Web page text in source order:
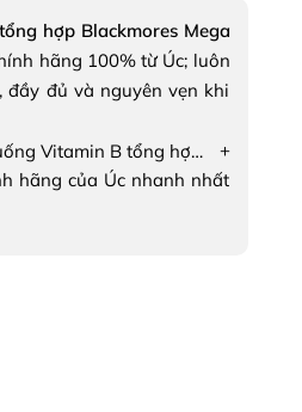
hợp Blackmores Mega
hãng 100% từ Úc; luôn
đầy đủ và nguyên vẹn khi
Viên uống Vitamin B tổng hợp Blackmores Mega B Complex+
hãng của Úc nhanh nhất